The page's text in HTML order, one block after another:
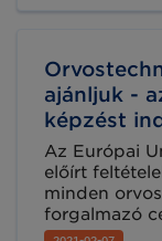
ajánljuk -
képzést
Az Európai
előírt
minden
forgalmazó
rendelkező,